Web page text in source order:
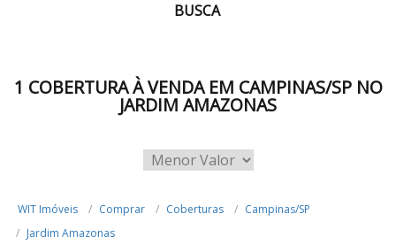
BUSCA
1 COBERTURA À VENDA EM CAMPINAS/SP NO
JARDIM AMAZONAS
WIT Imóveis Comprar Coberturas
Campinas/SP
Jardim Amazonas